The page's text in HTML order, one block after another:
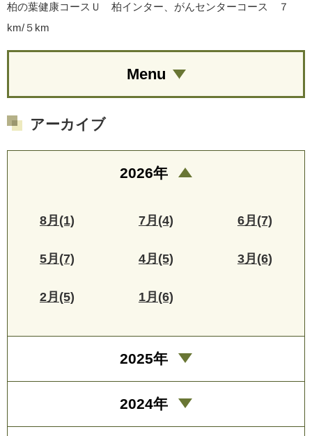
柏の葉健康コースＵ 柏インター、がんセンターコース ７
km/５km
Menu
アーカイブ
2026年
8月(1) 7月(4) 6月(7)
5月(7) 4月(5) 3月(6)
2月(5) 1月(6)
2025年
2024年